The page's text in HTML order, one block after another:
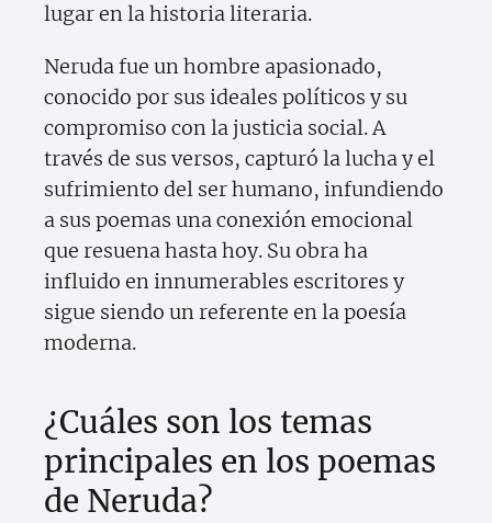
lugar en la historia literaria.
Neruda fue un hombre apasionado,
conocido por sus ideales políticos y su
compromiso con la justicia social. A
través de sus versos, capturó la lucha y el
sufrimiento del ser humano, infundiendo
a sus poemas una conexión emocional
que resuena hasta hoy. Su obra ha
influido en innumerables escritores y
sigue siendo un referente en la poesía
moderna.
¿Cuáles son los temas
principales en los poemas
de Neruda?